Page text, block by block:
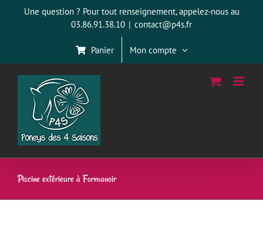
Une question ? Pour tout renseignement, appelez-nous au
03.86.91.38.10 | contact@p4s.fr
Panier Mon compte
Piscine extérieure à Formanoir